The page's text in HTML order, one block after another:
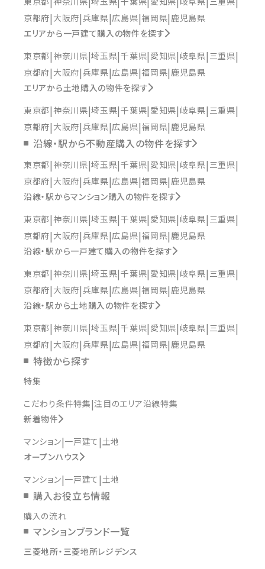
京都府 大阪府 兵庫県 広島県 福岡県 鹿児島県
エリアから一戸建て購入の物件を探す
東京都 神奈川県 埼玉県 千葉県 愛知県 岐阜県 三重県
京都府 大阪府 兵庫県 広島県 福岡県 鹿児島県
エリアから土地購入の物件を探す
東京都 神奈川県 埼玉県 千葉県 愛知県 岐阜県 三重県
京都府 大阪府 兵庫県 広島県 福岡県 鹿児島県
沿線・駅から不動産購入の物件を探す
東京都 神奈川県 埼玉県 千葉県 愛知県 岐阜県 三重県
京都府 大阪府 兵庫県 広島県 福岡県 鹿児島県
沿線・駅からマンション購入の物件を探す
東京都 神奈川県 埼玉県 千葉県 愛知県 岐阜県 三重県
京都府 大阪府 兵庫県 広島県 福岡県 鹿児島県
沿線・駅から一戸建て購入の物件を探す
東京都 神奈川県 埼玉県 千葉県 愛知県 岐阜県 三重県
京都府 大阪府 兵庫県 広島県 福岡県 鹿児島県
沿線・駅から土地購入の物件を探す
東京都 神奈川県 埼玉県 千葉県 愛知県 岐阜県 三重県
京都府 大阪府 兵庫県 広島県 福岡県 鹿児島県
特徴から探す
特集
こだわり条件特集 注目のエリア沿線特集
新着物件
マンション 一戸建て 土地
オープンハウス
マンション 一戸建て 土地
購入お役立ち情報
購入の流れ
マンションブランド一覧
三菱地所・三菱地所レジデンス